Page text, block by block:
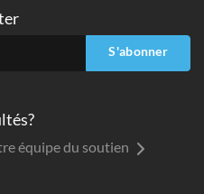
S'abonner
équipe du soutien